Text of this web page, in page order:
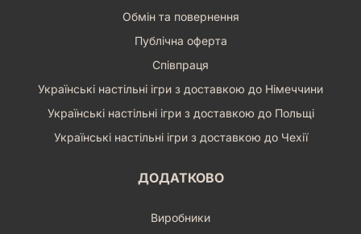
Обмін та повернення
Публічна оферта
Співпраця
Українські настільні ігри з доставкою до Німеччини
Українські настільні ігри з доставкою до Польщі
Українські настільні ігри з доставкою до Чехії
ДОДАТКОВО
Виробники